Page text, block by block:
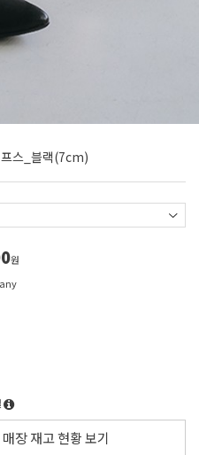
스_블랙(7cm)
원
매장 재고 현황 보기